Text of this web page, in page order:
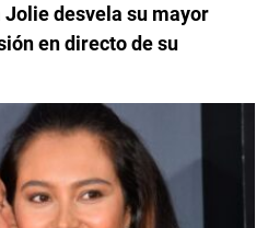
desvela su mayor
en directo de su